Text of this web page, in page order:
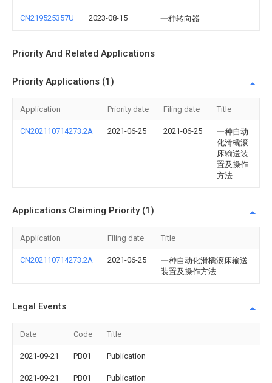
CN219525357U 2023-08-15 一种转向器
Priority And Related Applications
Priority Applications (1)
Application Priority date Filing date Title
CN202110714273.2A 2021-06-25 2021-06-25
一种自动
化滑橇滚
床输送装
置及操作
方法
Applications Claiming Priority (1)
Application Filing date Title
CN202110714273.2A 2021-06-25
一种自动化滑橇滚床输送
装置及操作方法
Legal Events
Date Code Title
2021-09-21 PB01 Publication
2021-09-21 PB01 Publication